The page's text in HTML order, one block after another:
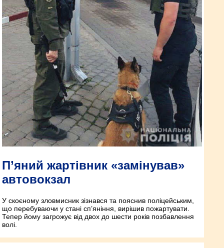
П’яний жартівник «замінував»
автовокзал
У скоєному зловмисник зізнався та пояснив поліцейським,
що перебуваючи у стані сп’яніння, вирішив пожартувати.
Тепер йому загрожує від двох до шести років позбавлення
волі.